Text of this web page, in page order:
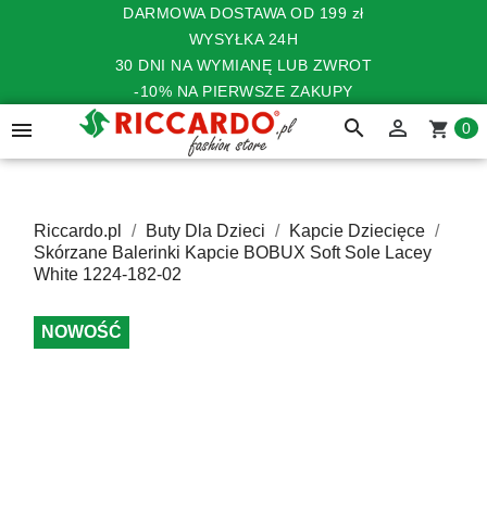
DARMOWA DOSTAWA OD 199 zł
WYSYŁKA 24H
30 DNI NA WYMIANĘ LUB ZWROT
-10% NA PIERWSZE ZAKUPY
 search  shopping_cart 0
Riccardo.pl Buty Dla Dzieci
Kapcie Dziecięce
Skórzane Balerinki Kapcie BOBUX Soft Sole Lacey
White 1224-182-02
NOWOŚĆ